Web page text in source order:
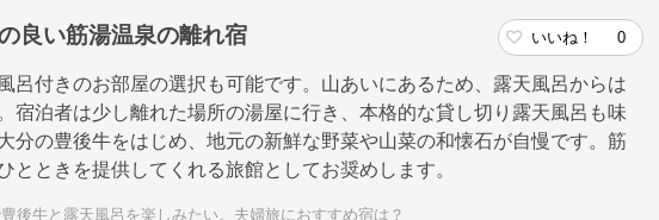
良い筋湯温泉の離れ宿 いいね！ 0
呂付きのお部屋の選択も可能です。山あいにあるため、露天風呂からは
宿泊者は少し離れた場所の湯屋に行き、本格的な貸し切り露天風呂も味
分の豊後牛をはじめ、地元の新鮮な野菜や山菜の和懐石が自慢です。筋
とときを提供してくれる旅館としてお奨めします。
後牛と露天風呂を楽しみたい。夫婦旅におすすめ宿は？